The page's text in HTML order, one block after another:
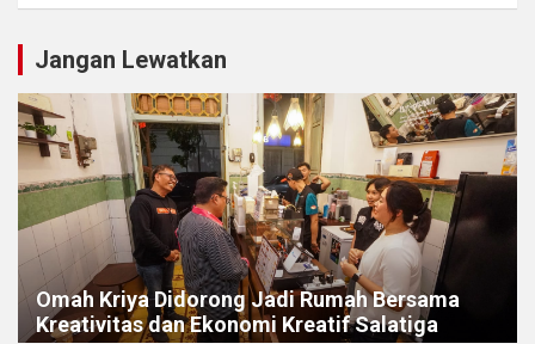
Jangan Lewatkan
Omah Kriya Didorong Jadi Rumah Bersama
Kreativitas dan Ekonomi Kreatif Salatiga